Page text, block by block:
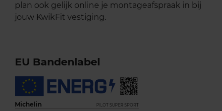
plan ook gelijk online je montageafspraak in bij
jouw KwikFit vestiging.
EU Bandenlabel
Michelin PILOT SUPER SPORT